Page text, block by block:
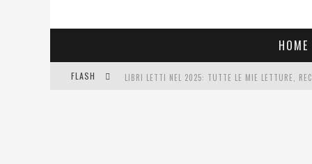
HOME
FLASH LIBRI LETTI NEL 2025: TUTTE LE MIE LETTURE,